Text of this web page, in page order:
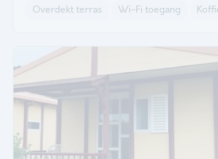
Overdekt terras Wi-Fi toegang